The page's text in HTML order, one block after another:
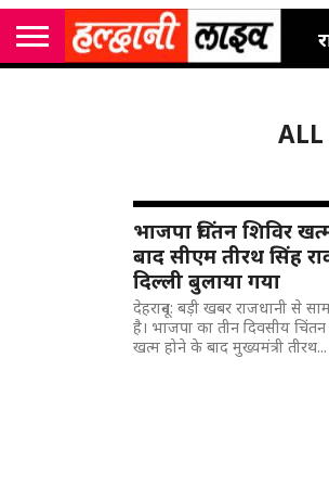
ALL
भाजपा चिंतन शिविर
बाद सीएम तीरथ सिंह
दिल्ली बुलाया गया
देहरादून: बड़ी खबर राजधानी से
है। भाजपा का तीन दिवसीय
खत्म होने के बाद मुख्यमंत्री तीरथ...